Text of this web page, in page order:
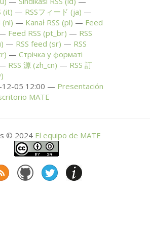
(it)
RSSフィード (ja)
Kanał RSS (pl)
Feed
Feed RSS (pt_br)
RSS
RSS feed (sr)
RSS
Стрічка у форматі
RSS 源 (zh_cn) RSS 訂
05 12:00
Presentación
MATE
© 2024 El equipo de MATE